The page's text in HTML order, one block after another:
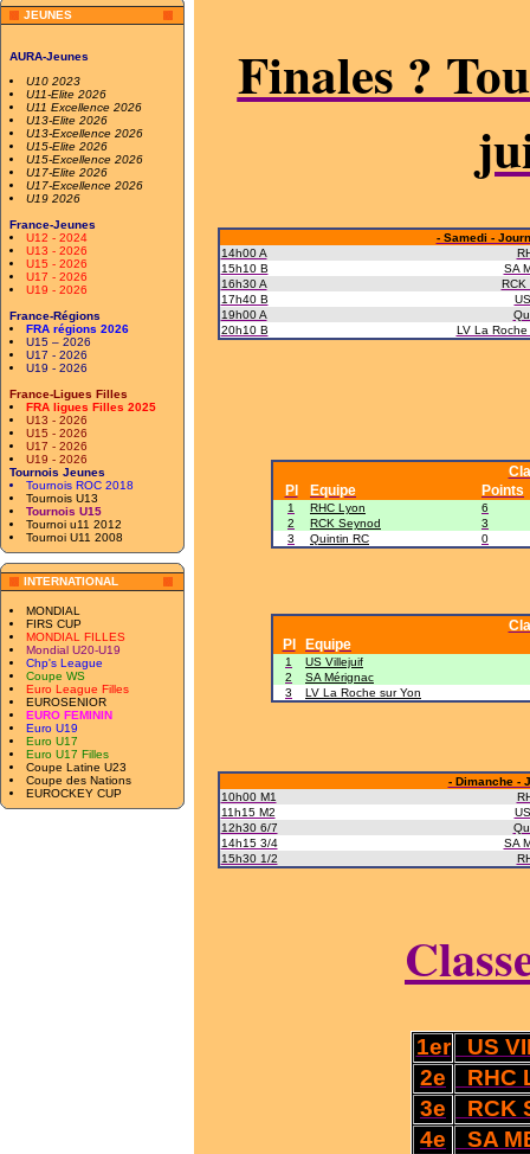
JEUNES
AURA-Jeunes
U10 2023
U11-Elite 2026
U11 Excellence 2026
U13-Elite 2026
U13-Excellence 2026
U15-Elite 2026
U15-Excellence 2026
U17-Elite 2026
U17-Excellence 2026
U19 2026
France-Jeunes
U12 - 2024
U13 - 2026
U15 - 2026
U17 - 2026
U19 - 2026
France-Régions
FRA régions 2026
U15 – 2026
U17 - 2026
U19 - 2026
France-Ligues Filles
FRA ligues Filles 2025
U13 - 2026
U15 - 2026
U17 - 2026
U19 - 2026
Tournois Jeunes
Tournois ROC 2018
Tournois U13
Tournois U15
Tournoi u11 2012
Tournoi U11 2008
INTERNATIONAL
MONDIAL
FIRS CUP
MONDIAL FILLES
Mondial U20-U19
Chp's League
Coupe WS
Euro League Filles
EUROSENIOR
EURO FEMININ
Euro U19
Euro U17
Euro U17 Filles
Coupe Latine U23
Coupe des Nations
EUROCKEY CUP
Finales ?
- Samedi -
14h00 A
15h10 B
SA
16h30 A
RCK
17h40 B
19h00 A
20h10 B
LV La Roche
Pl
Equipe Points
1 RHC Lyon
6
2
RCK Seynod
3
3
Quintin RC 0
Pl
Equipe
1
US Villejuif
2
SA Mérignac
3
LV La Roche sur Yon
- Dimanche -
10h00 M1
11h15 M2
12h30 6/7
14h15 3/4
SA
15h30 1/2
1er
US
2e
RHC
3e
RCK
4e
SA